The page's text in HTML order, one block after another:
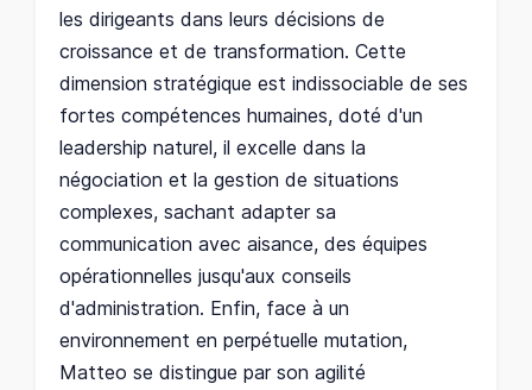
les dirigeants dans leurs décisions de
croissance et de transformation. Cette
dimension stratégique est indissociable de ses
fortes compétences humaines, doté d'un
leadership naturel, il excelle dans la
négociation et la gestion de situations
complexes, sachant adapter sa
communication avec aisance, des équipes
opérationnelles jusqu'aux conseils
d'administration. Enfin, face à un
environnement en perpétuelle mutation,
Matteo se distingue par son agilité